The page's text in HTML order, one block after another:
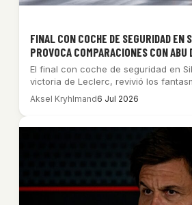
FINAL CON COCHE DE SEGURIDAD EN
PROVOCA COMPARACIONES CON ABU
El final con coche de seguridad en
victoria de Leclerc, revivió los
Aksel Kryhlmand6 Jul 2026